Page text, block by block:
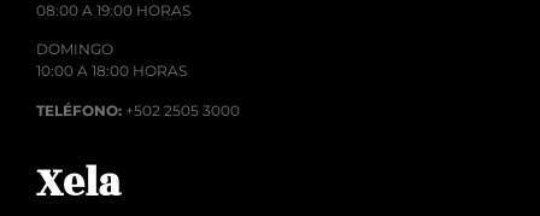
08:00 A 19:00 HORAS
DOMINGO
10:00 A 18:00 HORAS
TELÉFONO: +502 2505 3000
Xela